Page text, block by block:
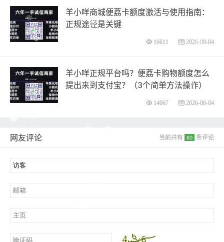
羊小咩商城便荔卡额度激活与使用指南：
正规途径是关键
16611 2026-08-04
羊小咩正规平台吗？便荔卡购物额度怎么
提出来到支付宝？（3个简单方法操作）
14067 2026-08-04
网友评论 当前共有 80 条评论